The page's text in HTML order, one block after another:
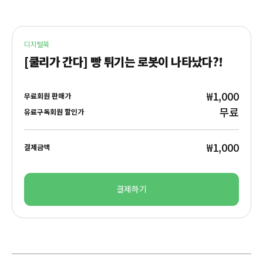
디지털북
[쿨리가 간다] 빵 튀기는 로봇이 나타났다?!
무료회원 판매가 ₩1,000
유료구독회원 할인가 무료
결제금액 ₩1,000
결제하기